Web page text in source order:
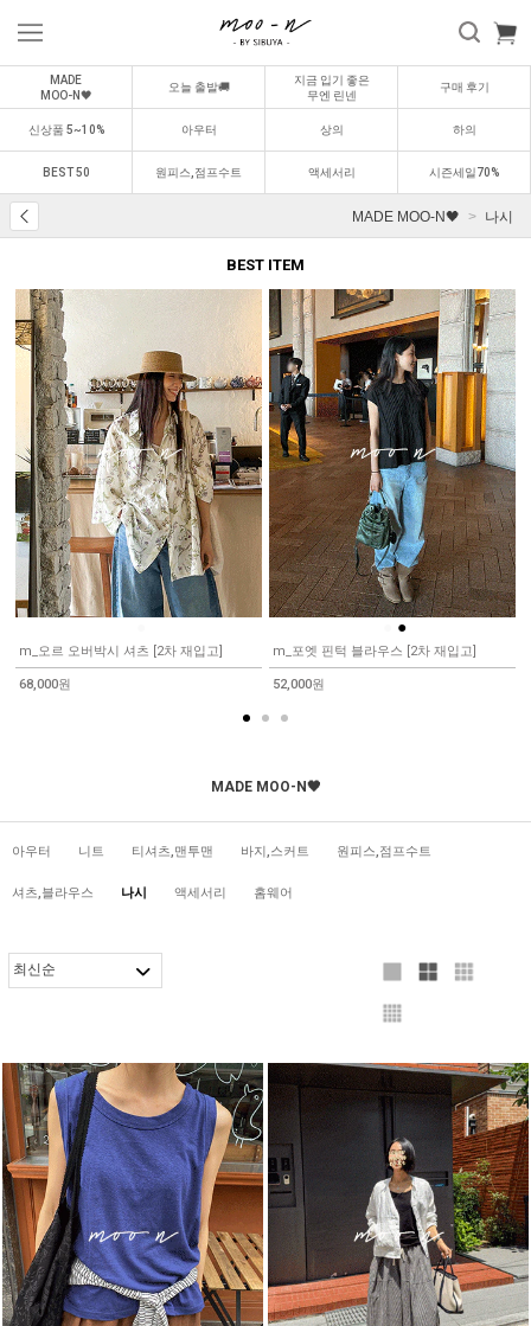
MADE
MOO-N🖤
오늘 출발🚚
지금 입기 좋은
무엔 린넨
구매 후기
신상품 5~10% 아우터 상의 하의
BEST 50 원피스,점프수트 액세서리 시즌세일70%
MADE MOO-N🖤 나시
BEST ITEM
m_오르 오버박시 셔츠 [2차 재입고]
68,000원
BEST
0 2
●
m_포엣 핀턱 블라우스 [2차 재입고]
52,000원
MADE MOO-N🖤
아우터 니트 티셔츠,맨투맨 바지,스커트 원피스,점프수트
셔츠,블라우스 나시 액세서리 홈웨어